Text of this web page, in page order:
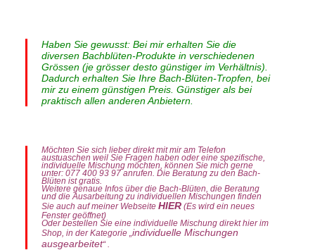
Haben Sie gewusst: Bei mir erhalten Sie die
diversen Bachblüten-Produkte in verschiedenen
Grössen (je grösser desto günstiger im Verhältnis).
Dadurch erhalten Sie Ihre Bach-Blüten-Tropfen, bei
mir zu einem günstigen Preis. Günstiger als bei
praktisch allen anderen Anbietern.
Möchten Sie sich lieber direkt mit mir am Telefon
austuaschen weil Sie Fragen haben oder eine spezifische,
individuelle Mischung möchten, können Sie mich gerne
unter: 077 400 93 97 anrufen. Die Beratung zu den Bach-
Blüten ist gratis.
Weitere genaue Infos über die Bach-Blüten, die Beratung
und die Ausarbeitung zu individuellen Mischungen finden
Sie auch auf meiner Webseite HIER (Es wird ein neues
Fenster geöffnet)
Oder bestellen Sie eine individuelle Mischung direkt hier im
Shop, in der Kategorie „ individuelle Mischungen
ausgearbeitet“ .